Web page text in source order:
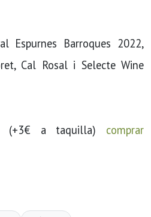
Espurnes Barroques 2022,
Cal Rosal i Selecte Wine
(+3€ a taquilla) comprar